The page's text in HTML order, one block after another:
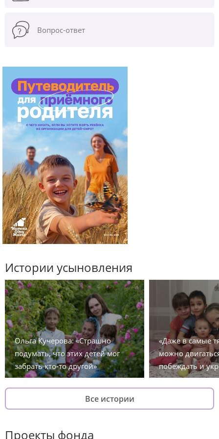
Вопрос-ответ
Истории усыновления
Ольга Кучерова: «Страшно
подумать, что этих детей мог
забрать кто-то другой»
«Даже в самые
можно
побеждать и
Все истории
Проекты фонда